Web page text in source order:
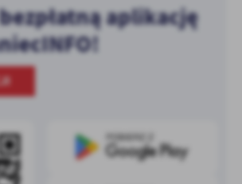
aplikację